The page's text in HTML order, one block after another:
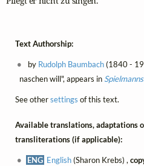
Text Authorship:
by Rudolph Baumbach(1840 -
naschen will", appears in
See othersettings of this text.
Available translations, adaptations
transliterations (if applicable):
ENG English(Sharon Krebs) ,